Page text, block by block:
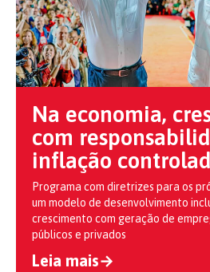
Na economia,
com
inflação
Programa com diretrizes para os
um modelo de desenvolvimento
crescimento com geração de
públicos e privados
Leia mais→